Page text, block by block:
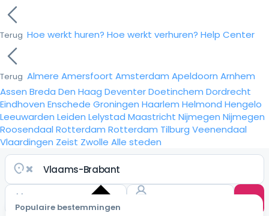
Terug Hoe werkt huren? Hoe werkt verhuren? Help Center
Terug Almere Amersfoort Amsterdam Apeldoorn Arnhem
Assen Breda Den Haag DeventerDoetinchem Dordrecht
Eindhoven Enschede Groningen Haarlem Helmond Hengelo
Leeuwarden Leiden Lelystad Maastricht Nijmegen Nijmegen
Roosendaal Rotterdam Rotterdam Tilburg Veenendaal
Vlaardingen Zeist Zwolle Alle steden
Populaire bestemmingen